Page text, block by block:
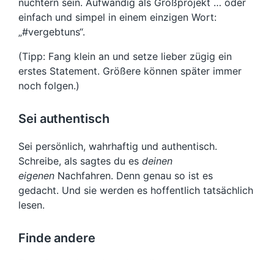
einfach und simpel in einem einzigen Wort:
„#vergebtuns“.
(Tipp: Fang klein an und setze lieber zügig ein
erstes Statement. Größere können später immer
noch folgen.)
Sei authentisch
Sei persönlich, wahrhaftig und authentisch.
Schreibe, als sagtes du es deinen
eigenen Nachfahren. Denn genau so ist es
gedacht. Und sie werden es hoffentlich tatsächlich
lesen.
Finde andere